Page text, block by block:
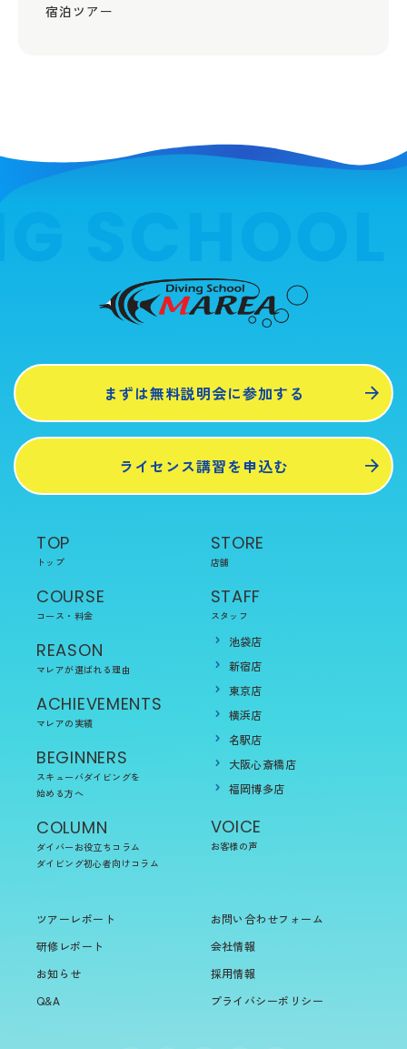
宿泊ツアー
まずは無料説明会に参加する
ライセンス講習を申込む
TOP
トップ
COURSE
コース・料金
REASON
マレアが選ばれる理由
ACHIEVEMENTS
マレアの実績
BEGINNERS
スキューバダイビングを
始める方へ
COLUMN
ダイバーお役立ちコラム
ダイビング初心者向けコラム
STORE
店舗
STAFF
スタッフ
池袋店
新宿店
東京店
横浜店
名駅店
大阪心斎橋店
福岡博多店
VOICE
お客様の声
ツアーレポート
研修レポート
お知らせ
Q&A
お問い合わせフォーム
会社情報
採用情報
プライバシーポリシー